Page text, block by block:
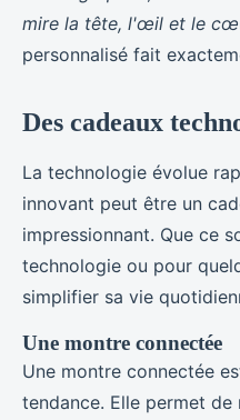
mire la tête, l'œil et le
personnalisé fait
Des cadeaux
La technologie évolue
innovant peut être un
impressionnant. Que ce
technologie ou pour
simplifier sa vie
Une montre connectée
Une montre connectée
tendance. Elle permet